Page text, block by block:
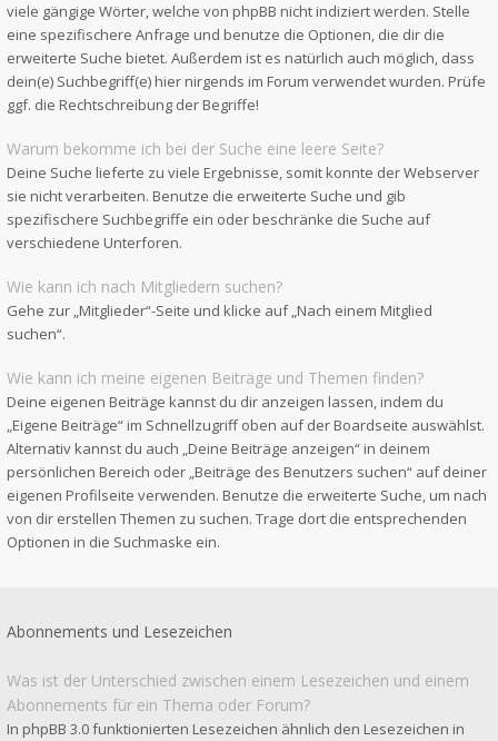
viele gängige Wörter, welche von phpBB nicht indiziert werden. Stelle
eine spezifischere Anfrage und benutze die Optionen, die dir die
erweiterte Suche bietet. Außerdem ist es natürlich auch möglich, dass
dein(e) Suchbegriff(e) hier nirgends im Forum verwendet wurden. Prüfe
ggf. die Rechtschreibung der Begriffe!
Warum bekomme ich bei der Suche eine leere Seite?
Deine Suche lieferte zu viele Ergebnisse, somit konnte der Webserver
sie nicht verarbeiten. Benutze die erweiterte Suche und gib
spezifischere Suchbegriffe ein oder beschränke die Suche auf
verschiedene Unterforen.
Wie kann ich nach Mitgliedern suchen?
Gehe zur „Mitglieder“-Seite und klicke auf „Nach einem Mitglied
suchen“.
Wie kann ich meine eigenen Beiträge und Themen finden?
Deine eigenen Beiträge kannst du dir anzeigen lassen, indem du
„Eigene Beiträge“ im Schnellzugriff oben auf der Boardseite auswählst.
Alternativ kannst du auch „Deine Beiträge anzeigen“ in deinem
persönlichen Bereich oder „Beiträge des Benutzers suchen“ auf deiner
eigenen Profilseite verwenden. Benutze die erweiterte Suche, um nach
von dir erstellen Themen zu suchen. Trage dort die entsprechenden
Optionen in die Suchmaske ein.
Abonnements und Lesezeichen
Was ist der Unterschied zwischen einem Lesezeichen und einem
Abonnements für ein Thema oder Forum?
In phpBB 3.0 funktionierten Lesezeichen ähnlich den Lesezeichen in